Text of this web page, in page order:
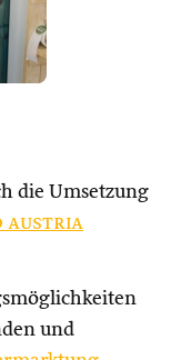
die Umsetzung
austria
und